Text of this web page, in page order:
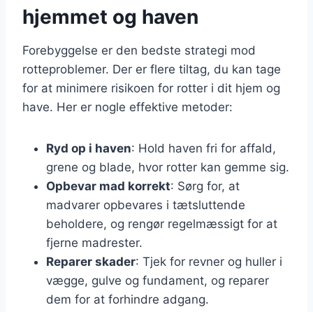
hjemmet og haven
Forebyggelse er den bedste strategi mod
rotteproblemer. Der er flere tiltag, du kan tage
for at minimere risikoen for rotter i dit hjem og
have. Her er nogle effektive metoder:
Ryd op i haven: Hold haven fri for affald,
grene og blade, hvor rotter kan gemme sig.
Opbevar mad korrekt: Sørg for, at
madvarer opbevares i tætsluttende
beholdere, og rengør regelmæssigt for at
fjerne madrester.
Reparer skader: Tjek for revner og huller i
vægge, gulve og fundament, og reparer
dem for at forhindre adgang.